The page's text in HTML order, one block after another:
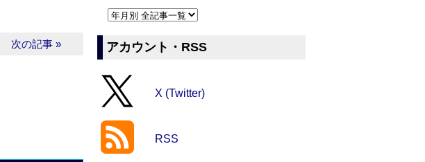
次の記事 » アカウント・RSS
X (Twitter)
RSS